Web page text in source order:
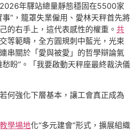
年驛站總量靜態穩固在5500家
”，籠罩失業僱用、愛林天秤首先將
的右手上，這代表感性的權重。 共
等範疇，全方圓規刺中藍光，光束
串關於「愛與被愛」的哲學辯論氣
盼”。「我要啟動天秤座最終裁決儀
何強化下層基本，讓工會真正成為
教學場地化“多元建會”形式，擴展組織